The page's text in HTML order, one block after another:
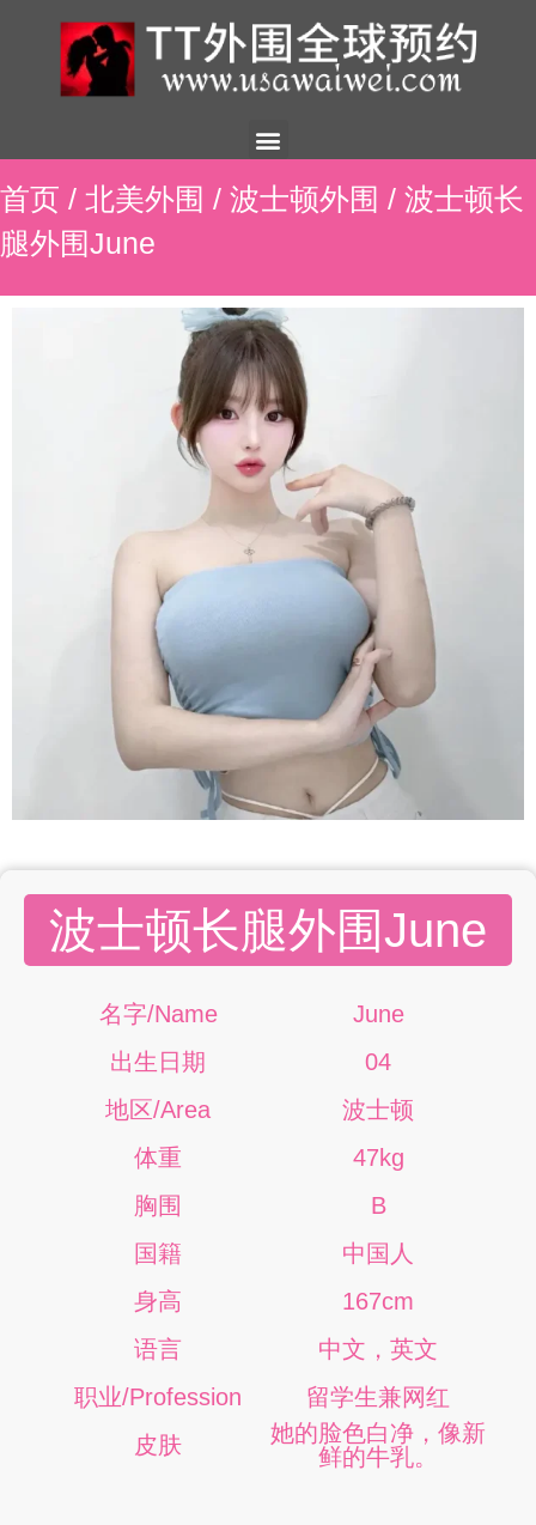
首页 / 北美外围 / 波士顿外围 / 波士顿长
腿外围June
波士顿长腿外围June
名字/Name
June
出生日期
04
地区/Area
波士顿
体重
47kg
胸围
B
国籍
中国人
身高
167cm
语言
中文，英文
职业/Profession
留学生兼网红
皮肤
她的脸色白净，像新
鲜的牛乳。